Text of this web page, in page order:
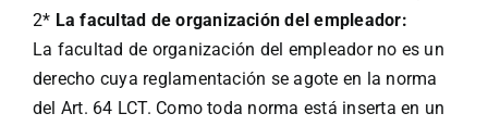
2* La facultad de organización del empleador:
La facultad de organización del empleador no es un
derecho cuya reglamentación se agote en la norma
del Art. 64 LCT. Como toda norma está inserta en un